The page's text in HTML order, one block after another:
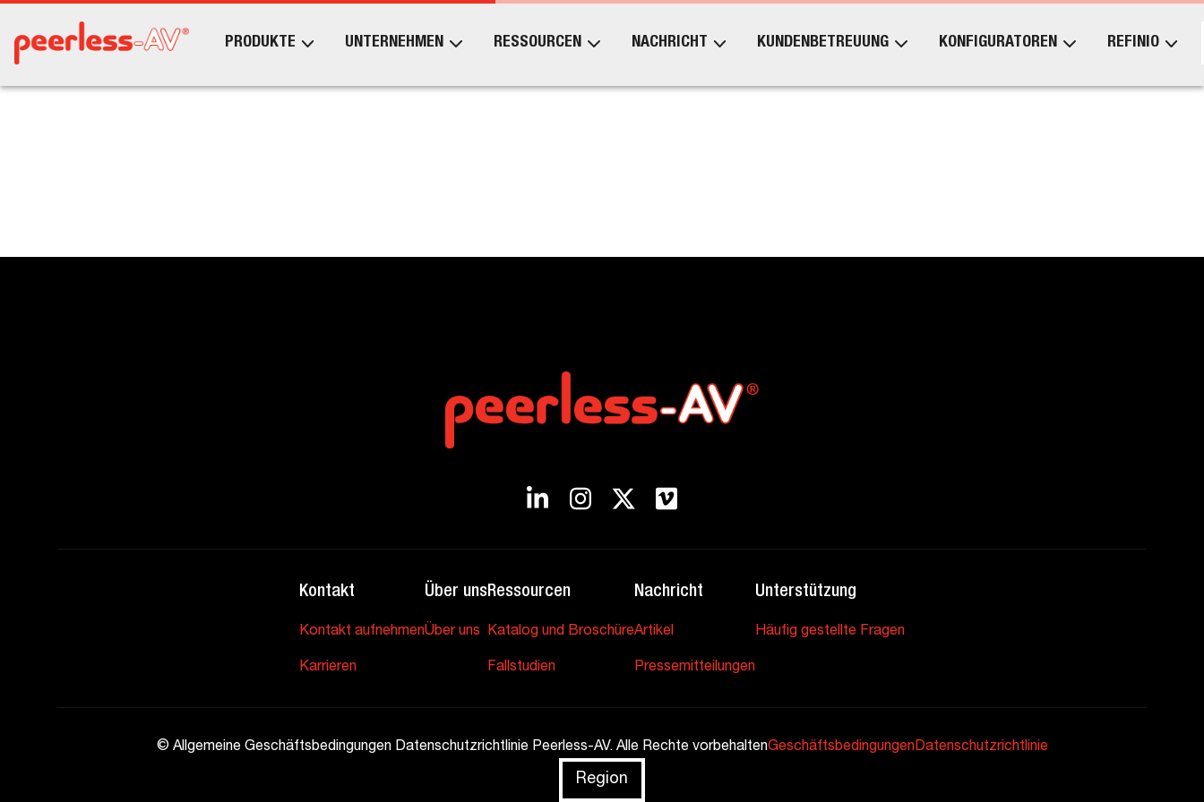
PRODUKTE UNTERNEHMEN RESSOURCEN NACHRICHT KUNDENBETREUUNG KONFIGURATOREN REFINIO
Kontakt
Kontakt aufnehmen
Karrieren
Über uns
Über uns
Ressourcen
Katalog und Broschüre
Fallstudien
Nachricht
Artikel
Pressemitteilungen
Unterstützung
Häufig gestellte Fragen
© Allgemeine Geschäftsbedingungen Datenschutzrichtlinie Peerless-AV. Alle Rechte vorbehaltenGeschäftsbedingungenDatenschutzrichtlinie
Region